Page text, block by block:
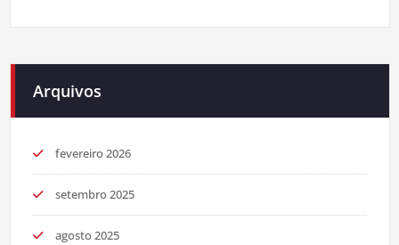
Arquivos
fevereiro 2026
setembro 2025
agosto 2025